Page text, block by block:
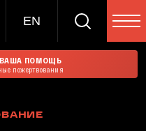
EN
ПОМОЩЬ
пожертвования